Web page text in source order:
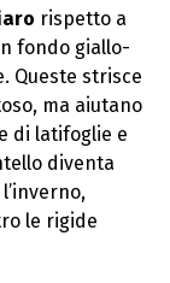
rispetto a
fondo giallo-
Queste strisce
ma aiutano
di latifoglie e
diventa
le rigide